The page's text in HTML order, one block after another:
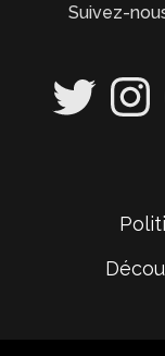
Suivez-
Twitter